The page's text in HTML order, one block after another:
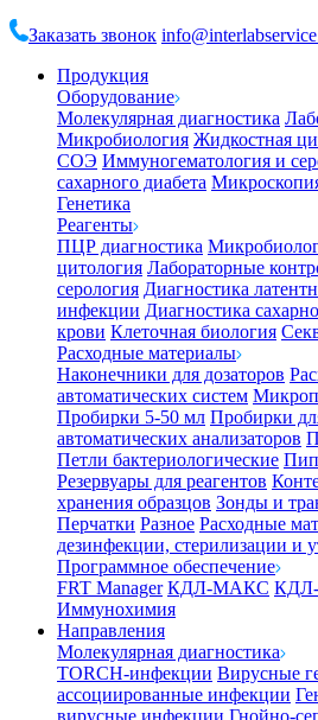
Заказать звонок
Продукция
Оборудование
Молекулярная диагностика
Микробиология Жидкостная
СОЭ Иммуногематология и
сахарного диабета
Генетика
Реагенты
ПЦР диагностика
цитология Лабораторные
серология Диагностика
инфекции Диагностика
крови Клеточная биология
Расходные материалы
Наконечники для дозаторов
автоматических систем
Пробирки 5-50 мл Пробирки
автоматических анализаторов
Петли бактериологические
Резервуары для реагентов
хранения образцов Зонды и
Перчатки Разное Расходные
дезинфекции, стерилизации и
Программное обеспечение
FRT Manager КДЛ-МАКС
Иммунохимия
Направления
Молекулярная диагностика
TORCH-инфекции Вирусные
ассоциированные инфекции
вирусные инфекции Гнойно-